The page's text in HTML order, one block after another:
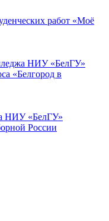
работ «Моё
НИУ «БелГУ»
«Белгород в
НИУ «БелГУ»
России